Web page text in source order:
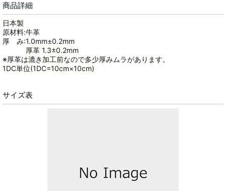
商品詳細
日本製
原材料:牛革
厚 み:1.0mm±0.2mm
厚革 1.3±0.2mm
※厚革は漉き加工前なので多少厚みムラがあります。
1DC単位(1DC=10cm×10cm)
サイズ表